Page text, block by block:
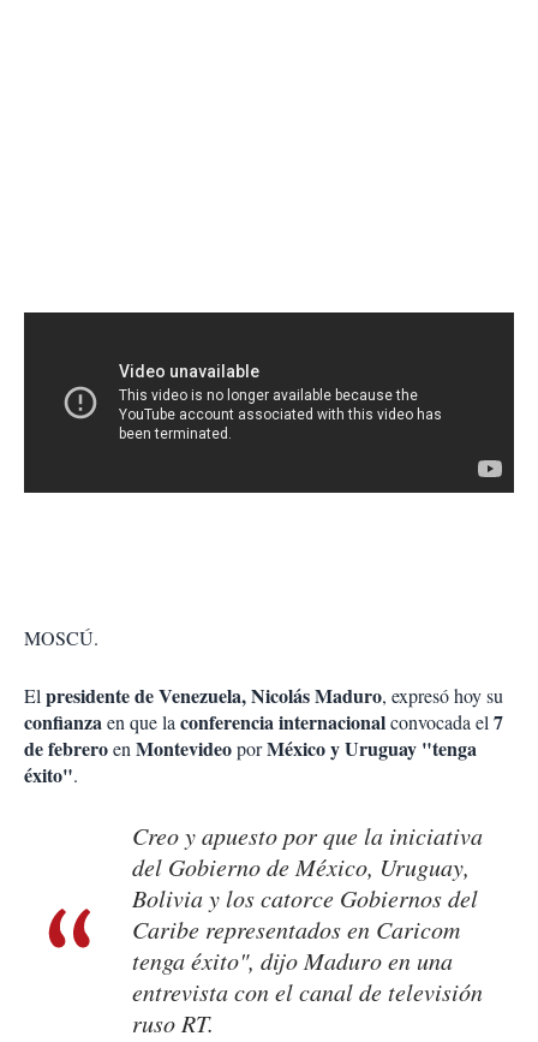
MOSCÚ.
El presidente de Venezuela, Nicolás Maduro, expresó hoy su
confianzaen que la conferencia internacionalconvocada el 7
de febreroen MontevideoporMéxico y Uruguay "tenga
éxito".
Creo y apuesto por que la iniciativa
del Gobierno de México, Uruguay,
Bolivia y los catorce Gobiernos del
Caribe representados en Caricom
tenga éxito", dijo Maduro en una
entrevista con el canal de televisión
ruso RT.